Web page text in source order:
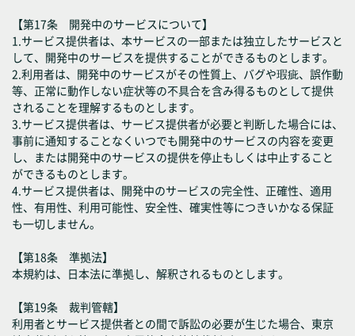
【第17条 開発中のサービスについて】
1.サービス提供者は、本サービスの一部または独立したサービスと
して、開発中のサービスを提供することができるものとします。
2.利用者は、開発中のサービスがその性質上、バグや瑕疵、誤作動
等、正常に動作しない症状等の不具合を含み得るものとして提供
されることを理解するものとします。
3.サービス提供者は、サービス提供者が必要と判断した場合には、
事前に通知することなくいつでも開発中のサービスの内容を変更
し、または開発中のサービスの提供を停止もしくは中止すること
ができるものとします。
4.サービス提供者は、開発中のサービスの完全性、正確性、適用
性、有用性、利用可能性、安全性、確実性等につきいかなる保証
も一切しません。
【第18条 準拠法】
本規約は、日本法に準拠し、解釈されるものとします。
【第19条 裁判管轄】
利用者とサービス提供者との間で訴訟の必要が生じた場合、東京